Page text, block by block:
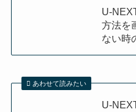
U-
方法を
ない時
あわせて読みたい
U-